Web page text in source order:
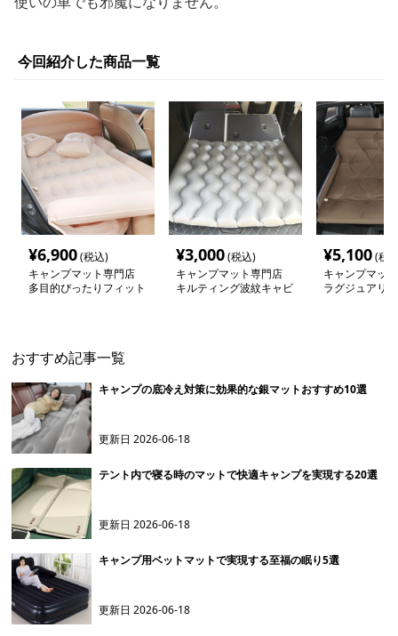
今回紹介した商品一覧
¥6,900(税込)
キャンプマット専門店
多目的ぴったりフィット
¥3,000(税込)
キャンプマット専門店
キルティング波紋キャビ
¥5,100(税
キャンプマッ
ラグジュアリ
おすすめ記事一覧
キャンプの底冷え対策に効果的な銀マットおすすめ10選
更新日2026-06-18
テント内で寝る時のマットで快適キャンプを実現する20選
更新日2026-06-18
キャンプ用ベットマットで実現する至福の眠り5選
更新日2026-06-18